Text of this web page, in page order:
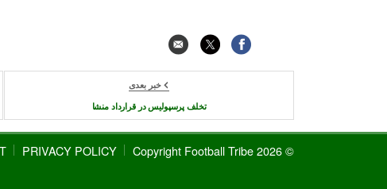
خبر بعدی
تخلف پرسپولیس در قرارداد منشا
© 2026 Copyright Football Tribe
PRIVACY POLICY